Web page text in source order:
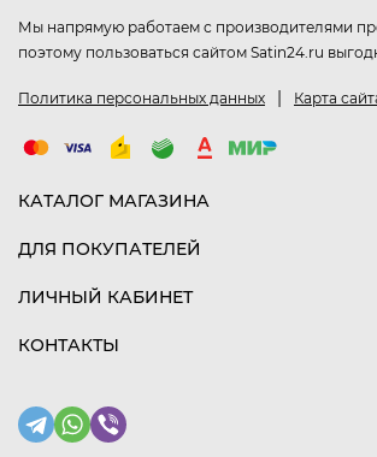
Мы напрямую работаем с производителями
поэтому пользоваться сайтом Satin24.ru
Политика персональных данных | Карта
КАТАЛОГ МАГАЗИНА
ДЛЯ ПОКУПАТЕЛЕЙ
ЛИЧНЫЙ КАБИНЕТ
КОНТАКТЫ